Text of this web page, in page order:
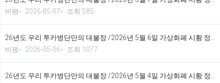
비평
2026-05-07 조회 585
비평
2026-05-06 조회 1077